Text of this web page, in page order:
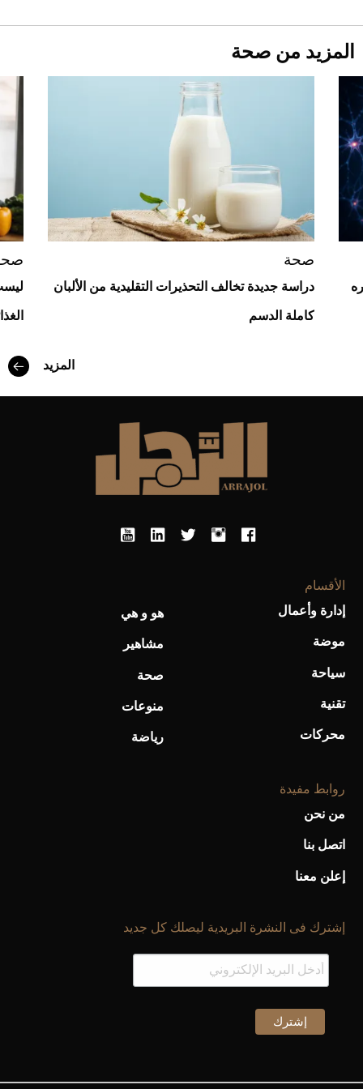
Aston Martin Valiant: على هوى الأبطال
المزيد من صحة
صحة
دراسة جديدة تخالف التحذيرات التقليدية من الألبان
كاملة الدسم
المزيد
الأقسام
إدارة وأعمال
موضة
سياحة
تقنية
محركات
هو و هي
مشاهير
صحة
منوعات
رياضة
روابط مفيدة
من نحن
اتصل بنا
إعلن معنا
إشترك فى النشرة البريدية ليصلك كل جديد